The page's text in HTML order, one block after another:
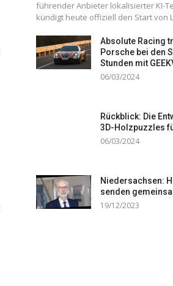
führender Anbieter lokalisierter KI-
kündigt heute offiziell den Start von
Absolute Racing
Porsche bei den
Stunden mit
06/03/2024
Rückblick: Die
3D-Holzpuzzles
06/03/2024
Niedersachsen:
senden
19/12/2023